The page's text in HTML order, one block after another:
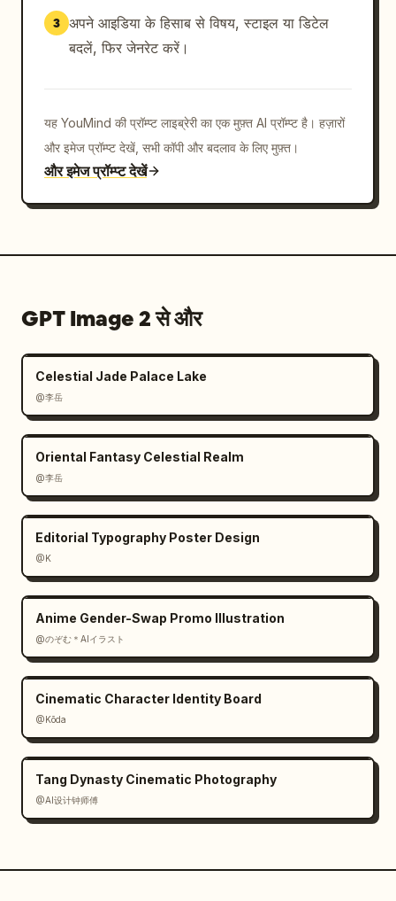
3 अपने आइडिया के हिसाब से विषय, स्टाइल या डिटेल
बदलें, फिर जेनरेट करें।
यह YouMind की प्रॉम्प्ट लाइब्रेरी का एक मुफ़्त AI प्रॉम्प्ट है। हज़ारों
और इमेज प्रॉम्प्ट देखें, सभी कॉपी और बदलाव के लिए मुफ़्त।
और इमेज प्रॉम्प्ट देखें
GPT Image 2 से और
Celestial Jade Palace Lake
@李岳
Oriental Fantasy Celestial Realm
@李岳
Editorial Typography Poster Design
@K
Anime Gender-Swap Promo Illustration
@のぞむ＊AIイラスト
Cinematic Character Identity Board
@Kōda
Tang Dynasty Cinematic Photography
@AI设计钟师傅